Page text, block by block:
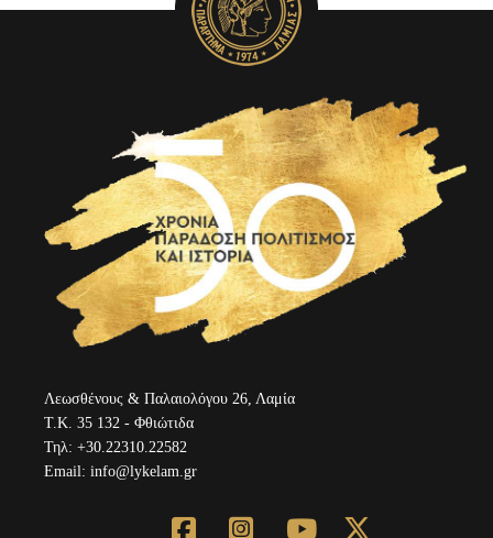
Λεωσθένους & Παλαιολόγου 26, Λαμία
Τ.Κ. 35 132 - Φθιώτιδα
Τηλ: +30.22310.22582
Email: info@lykelam.gr